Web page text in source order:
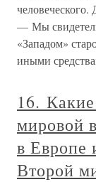
— Мы
«Западом»
иными
16.
мировой
в Европе
Второй